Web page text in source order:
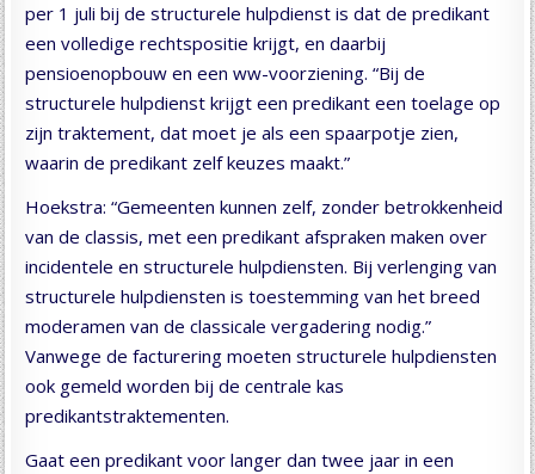
per 1 juli bij de structurele hulpdienst is dat de predikant
een volledige rechtspositie krijgt, en daarbij
pensioenopbouw en een ww-voorziening. “Bij de
structurele hulpdienst krijgt een predikant een toelage op
zijn traktement, dat moet je als een spaarpotje zien,
waarin de predikant zelf keuzes maakt.”
Hoekstra: “Gemeenten kunnen zelf, zonder betrokkenheid
van de classis, met een predikant afspraken maken over
incidentele en structurele hulpdiensten. Bij verlenging van
structurele hulpdiensten is toestemming van het breed
moderamen van de classicale vergadering nodig.”
Vanwege de facturering moeten structurele hulpdiensten
ook gemeld worden bij de centrale kas
predikantstraktementen.
Gaat een predikant voor langer dan twee jaar in een